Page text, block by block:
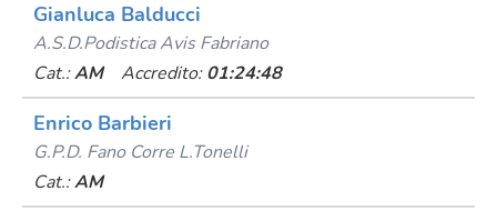
Gianluca Balducci
A.s.d.podistica Avis Fabriano
Cat.:AM Accredito: 01:24:48
Enrico Barbieri
G.p.d. Fano Corre L.tonelli
Cat.:AM